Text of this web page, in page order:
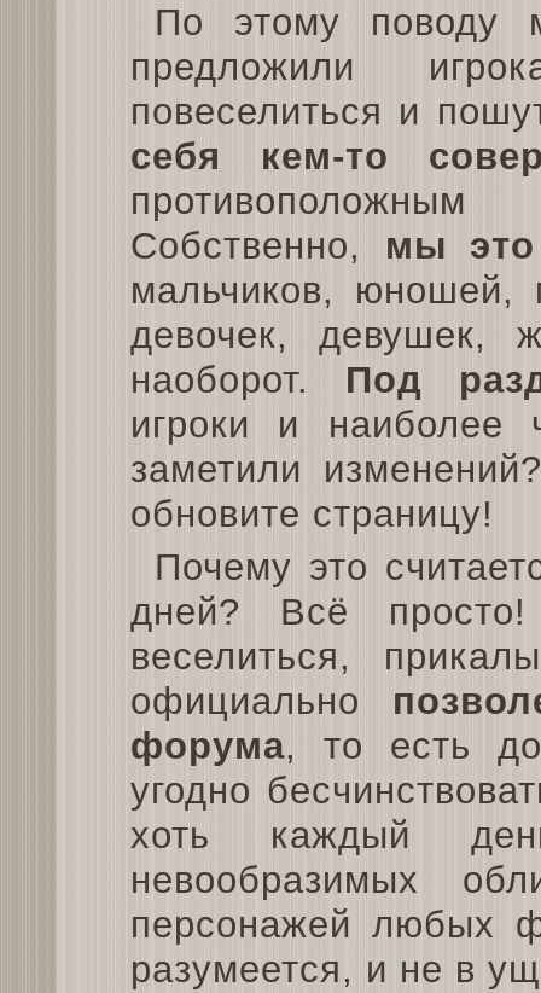
По этому поводу
предложили
повеселиться и
себя кем-то
Собственно, мы
мальчиков,
девочек, девушек,
наоборот. Под
игроки и
заметили
обновите страницу!
Почему это
дней? Всё
веселиться,
официально
форума, то есть
угодно
хоть каждый
невообразимых
персонажей любых
разумеется, и не в